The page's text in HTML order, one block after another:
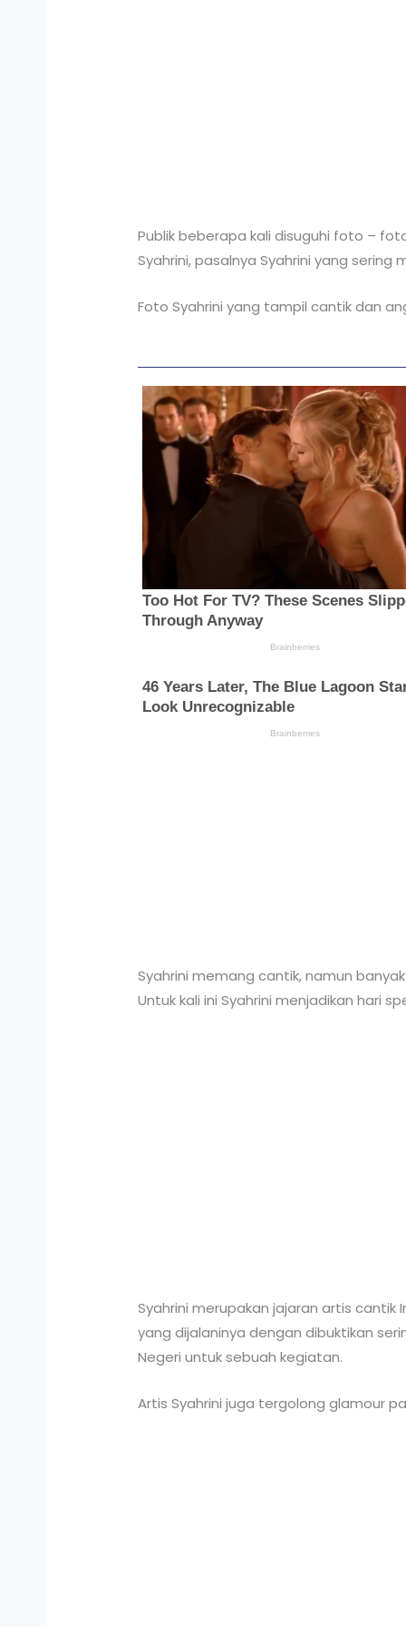
Publik beberapa kali disuguhi foto –
Syahrini, pasalnya Syahrini yang
Foto Syahrini yang tampil cantik dan
Syahrini memang cantik, namun
Untuk kali ini Syahrini menjadikan hari
Syahrini merupakan jajaran artis
yang dijalaninya dengan dibuktikan
Negeri untuk sebuah kegiatan.
Artis Syahrini juga tergolong glamour